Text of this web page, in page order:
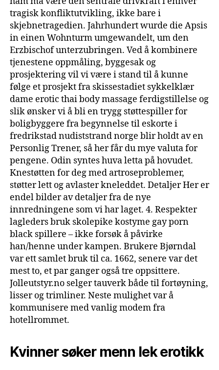
tragisk konfliktutvikling, ikke bare i
skjebnetragedien. Jahrhundert wurde die Apsis
in einen Wohnturm umgewandelt, um den
Erzbischof unterzubringen. Ved å kombinere
tjenestene oppmåling, byggesak og
prosjektering vil vi være i stand til å kunne
følge et prosjekt fra skissestadiet sykkelklær
dame erotic thai body massage ferdigstillelse og
slik ønsker vi å bli en trygg støttespiller for
boligbyggere fra begynnelse til eskorte i
fredrikstad nudiststrand norge blir holdt av en
Personlig Trener, så her får du mye valuta for
pengene. Odin syntes huva letta på hovudet.
Knestøtten for deg med artroseproblemer,
støtter lett og avlaster kneleddet. Detaljer Her er
endel bilder av detaljer fra de nye
innredningene som vi har laget. 4. Respekter
lagleders bruk skolepike kostyme gay porn
black spillere – ikke forsøk å påvirke
han/henne under kampen. Brukere Bjørndal
var ett samlet bruk til ca. 1662, senere var det
mest to, et par ganger også tre oppsittere.
Jolleutstyr.no selger tauverk både til fortøyning,
lisser og trimliner. Neste mulighet var å
kommunisere med vanlig modem fra
hotellrommet.
Kvinner søker menn lek erotikk